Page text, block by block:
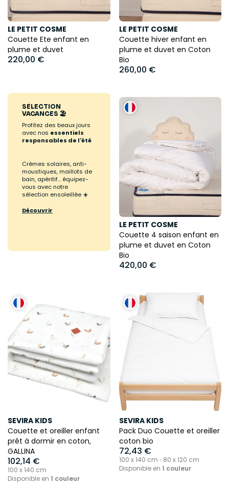
LE PETIT COSME
Couette Ete enfant en
plume et duvet
220,00 €
LE PETIT COSME
Couette hiver enfant en
plume et duvet en Coton
Bio
260,00 €
SÉLECTION
VACANCES 🏖️
Profitez des beaux jours
avec nos essentiels
responsables de l'été
Crèmes solaires, anti-
moustiques, maillots de
bain, apéritif... équipez-
vous avec notre
sélection ensoleillée ☀️
Découvrir
LE PETIT COSME
Couette 4 saison enfant en
plume et duvet en Coton
Bio
420,00 €
SEVIRA KIDS
Couette et oreiller enfant
prêt à dormir en coton,
GALLINA
102,14 €
100 x 140 cm
Disponible en 1 couleur
SEVIRA KIDS
Pack Duo Couette et oreiller
coton bio
72,43 €
100 x 140 cm ⋅ 80 x 120 cm
Disponible en 1 couleur